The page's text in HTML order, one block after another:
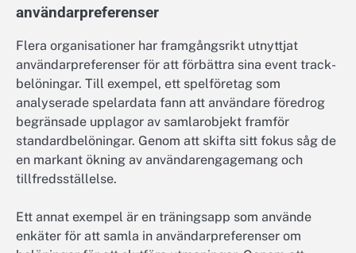
användarpreferenser
Flera organisationer har framgångsrikt utnyttjat
användarpreferenser för att förbättra sina event track-
belöningar. Till exempel, ett spelföretag som
analyserade spelardata fann att användare föredrog
begränsade upplagor av samlarobjekt framför
standardbelöningar. Genom att skifta sitt fokus såg de
en markant ökning av användarengagemang och
tillfredsställelse.
Ett annat exempel är en träningsapp som använde
enkäter för att samla in användarpreferenser om